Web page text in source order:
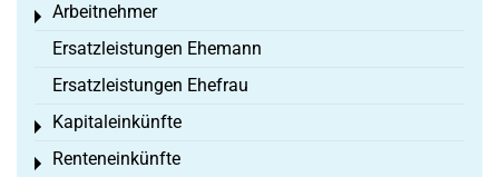
Arbeitnehmer
Toggle menu
Ersatzleistungen Ehemann
Ersatzleistungen Ehefrau
Kapitaleinkünfte
Toggle menu
Renteneinkünfte
Toggle menu